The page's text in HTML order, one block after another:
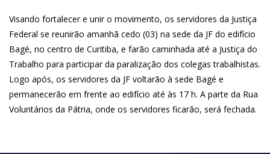
Visando fortalecer e unir o movimento, os servidores da Justiça
Federal se reunirão amanhã cedo (03) na sede da JF do edifício
Bagé, no centro de Curitiba, e farão caminhada até a Justiça do
Trabalho para participar da paralização dos colegas trabalhistas.
Logo após, os servidores da JF voltarão à sede Bagé e
permanecerão em frente ao edifício até às 17 h. A parte da Rua
Voluntários da Pátria, onde os servidores ficarão, será fechada.